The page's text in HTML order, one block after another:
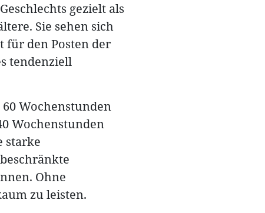
gezielt als
Sie sehen sich
für den Posten der
tendenziell
Wochenstunden
Wochenstunden
starke
Ohne
zu leisten.